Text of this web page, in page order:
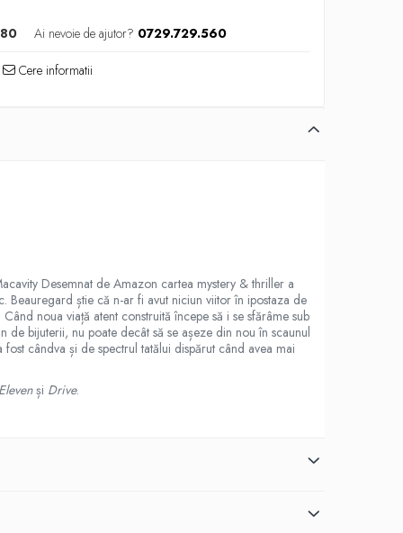
Ai nevoie de ajutor? 0729.729.560
Cere informatii
Desemnat de Amazon cartea mystery & thriller a
știe că n-ar fi avut niciun viitor în ipostaza de
noua viață atent construită începe să i se sfărâme sub
bijuterii, nu poate decât să se așeze din nou în scaunul
cândva și de spectrul tatălui dispărut când avea mai
și Drive.